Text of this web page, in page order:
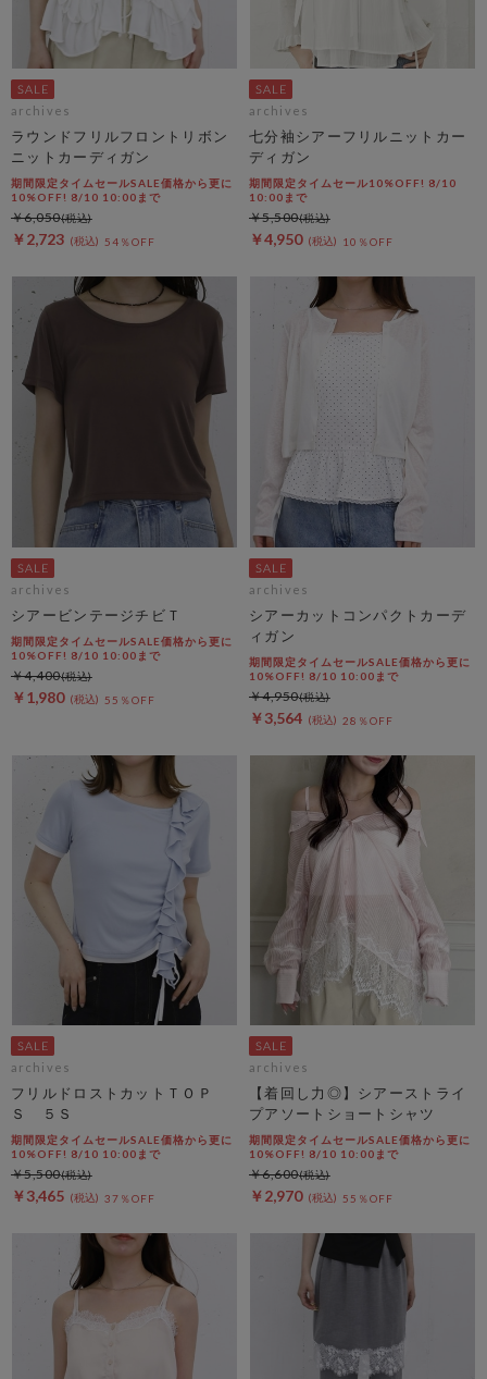
archives
ラウンドフリルフロントリボン
ニットカーディガン
期間限定タイムセールSALE価格から更に
10%OFF! 8/10 10:00まで
￥2,723 54％OFF
￥6,050
archives
七分袖シアーフリルニットカー
ディガン
期間限定タイムセール10%OFF! 8/10
10:00まで
￥4,950 10％OFF
￥5,500
archives
シアービンテージチビＴ
期間限定タイムセールSALE価格から更に
10%OFF! 8/10 10:00まで
￥1,980 55％OFF
￥4,400
archives
シアーカットコンパクトカーデ
ィガン
期間限定タイムセールSALE価格から更に
10%OFF! 8/10 10:00まで
￥3,564 28％OFF
￥4,950
archives
フリルドロストカットＴＯＰ
Ｓ ５Ｓ
期間限定タイムセールSALE価格から更に
10%OFF! 8/10 10:00まで
￥3,465 37％OFF
￥5,500
archives
【着回し力◎】シアーストライ
プアソートショートシャツ
期間限定タイムセールSALE価格から更に
10%OFF! 8/10 10:00まで
￥2,970 55％OFF
￥6,600